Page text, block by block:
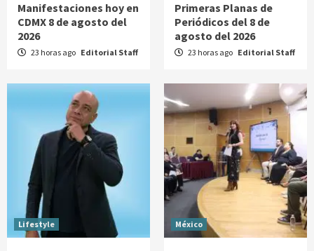
Manifestaciones hoy en
CDMX 8 de agosto del
2026
23 horas ago Editorial Staff
Primeras Planas de
Periódicos del 8 de
agosto del 2026
23 horas ago Editorial Staff
Lifestyle México